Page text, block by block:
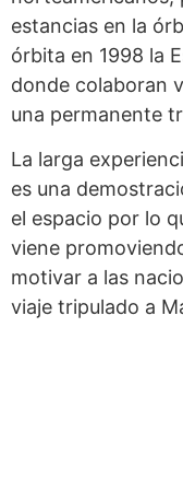
estancias en la
órbita en 1998 la
donde colaboran
una permanente
La larga
es una
el espacio por lo
viene
motivar a las
viaje tripulado a